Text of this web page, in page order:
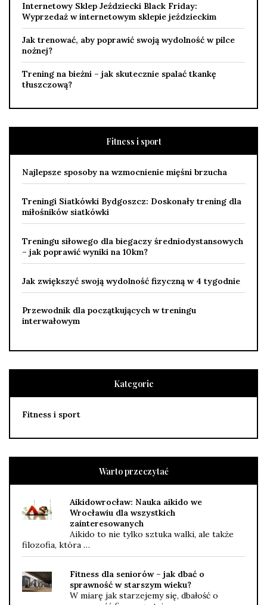
Internetowy Sklep Jeździecki Black Friday:
Wyprzedaż w internetowym sklepie jeździeckim
Jak trenować, aby poprawić swoją wydolność w pilce
nożnej?
Trening na bieżni – jak skutecznie spalać tkankę
tłuszczową?
Fitness i sport
Najlepsze sposoby na wzmocnienie mięśni brzucha
Treningi Siatkówki Bydgoszcz: Doskonały trening dla
miłośników siatkówki
Treningu siłowego dla biegaczy średniodystansowych
– jak poprawić wyniki na 10km?
Jak zwiększyć swoją wydolność fizyczną w 4 tygodnie
Przewodnik dla początkujących w treningu
interwałowym
Kategorie
Fitness i sport
Warto przeczytać
Aikidowrocław: Nauka aikido we
Wrocławiu dla wszystkich
zainteresowanych
Aikido to nie tylko sztuka walki, ale także
filozofia, która …
Fitness dla seniorów – jak dbać o
sprawność w starszym wieku?
W miarę jak starzejemy się, dbałość o